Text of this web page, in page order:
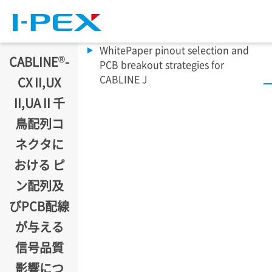
CABLINE®-
CX II,UX
II,UA II 千
鳥配列コ
ネクタに
おける ピ
ン配列及
びPCB配線
が与える
信号品質
影響につ
WhitePaper pinout selection and
PCB breakout strategies for
CABLINE J